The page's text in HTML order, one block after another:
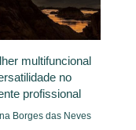
multifuncional
no
profissional
Borges das Neves